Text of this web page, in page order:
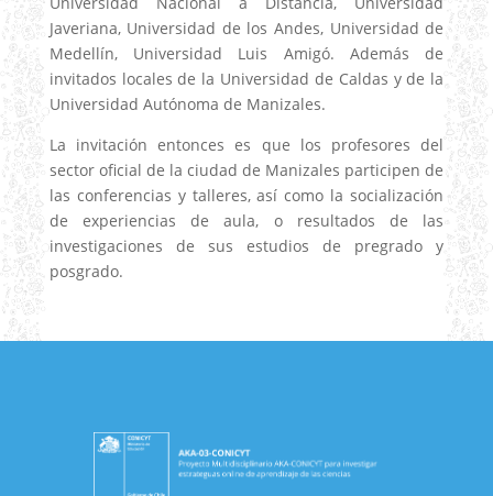
Javeriana, Universidad de los Andes, Universidad de
Medellín, Universidad Luis Amigó. Además de
invitados locales de la Universidad de Caldas y de la
Universidad Autónoma de Manizales.
La invitación entonces es que los profesores del
sector oficial de la ciudad de Manizales participen de
las conferencias y talleres, así como la socialización
de experiencias de aula, o resultados de las
investigaciones de sus estudios de pregrado y
posgrado.